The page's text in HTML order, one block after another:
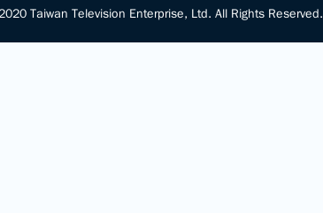
Taiwan Television Enterprise, Ltd. All Rights Reserved.